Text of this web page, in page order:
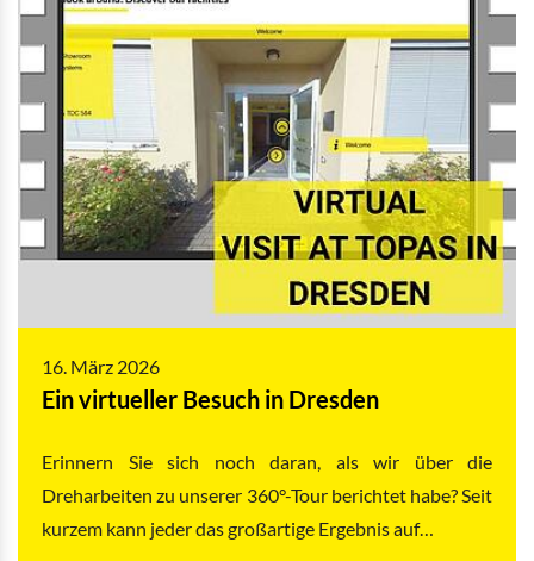
16. März 2026
Ein virtueller Besuch in Dresden
Erinnern Sie sich noch daran, als wir über die
Dreharbeiten zu unserer 360°-Tour berichtet habe? Seit
kurzem kann jeder das großartige Ergebnis auf…